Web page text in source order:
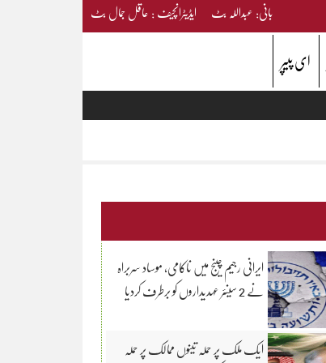
بانی: عبداللہ بٹ ایڈیٹرانچیف : عاقل جمال بٹ
ای پیپر
ایرانی رجیم چینج میں ناکامی، موساد سربراہ
نے 2 سینئر عہدیداروں کو برطرف کردیا
ایک ملک پر حملہ تینوں ممالک پر حملہ